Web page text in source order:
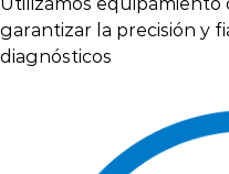
garantizar la precisión y
diagnósticos